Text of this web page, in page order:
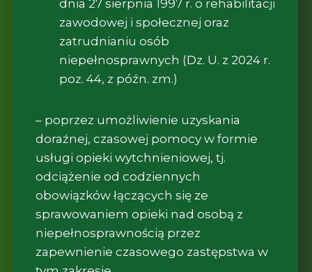
dnia 27 sierpnia 1997 r. o rehabilitacji
zawodowej i społecznej oraz
zatrudnianiu osób
niepełnosprawnych (Dz. U. z 2024 r.
poz. 44, z późn. zm.)
– poprzez umożliwienie uzyskania
doraźnej, czasowej pomocy w formie
usługi opieki wytchnieniowej, tj.
odciążenie od codziennych
obowiązków łączących się ze
sprawowaniem opieki nad osobą z
niepełnosprawnością przez
zapewnienie czasowego zastępstwa w